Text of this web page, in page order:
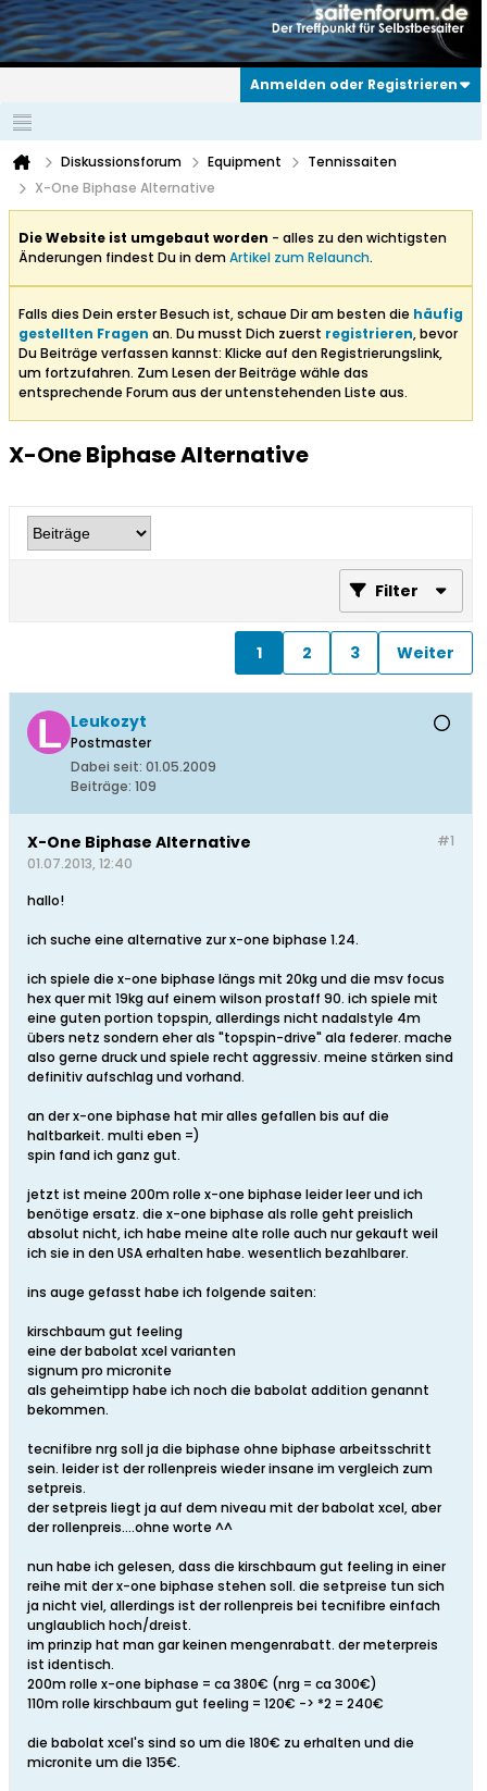
Anmelden oder Registrieren
Diskussionsforum Equipment
Tennissaiten
X-One Biphase Alternative
Die Website ist umgebaut worden - alles zu den wichtigsten
Änderungen findest Du in demArtikel zum Relaunch.
Falls dies Dein erster Besuch ist, schaue Dir am besten die häufig
gestellten Fragen an. Du musst Dich zuerst registrieren, bevor
Du Beiträge verfassen kannst: Klicke auf den Registrierungslink,
um fortzufahren. Zum Lesen der Beiträge wähle das
entsprechende Forum aus der untenstehenden Liste aus.
X-One Biphase Alternative
Filter
1 2 3 Weiter
Leukozyt
Postmaster
Dabei seit: 01.05.2009
Beiträge: 109
#1
X-One Biphase Alternative
01.07.2013, 12:40
hallo!
ich suche eine alternative zur x-one biphase 1.24.
ich spiele die x-one biphase längs mit 20kg und die msv focus
hex quer mit 19kg auf einem wilson prostaff 90. ich spiele mit
eine guten portion topspin, allerdings nicht nadalstyle 4m
übers netz sondern eher als "topspin-drive" ala federer. mache
also gerne druck und spiele recht aggressiv. meine stärken sind
definitiv aufschlag und vorhand.
an der x-one biphase hat mir alles gefallen bis auf die
haltbarkeit. multi eben =)
spin fand ich ganz gut.
jetzt ist meine 200m rolle x-one biphase leider leer und ich
benötige ersatz. die x-one biphase als rolle geht preislich
absolut nicht, ich habe meine alte rolle auch nur gekauft weil
ich sie in den USA erhalten habe. wesentlich bezahlbarer.
ins auge gefasst habe ich folgende saiten:
kirschbaum gut feeling
eine der babolat xcel varianten
signum pro micronite
als geheimtipp habe ich noch die babolat addition genannt
bekommen.
tecnifibre nrg soll ja die biphase ohne biphase arbeitsschritt
sein. leider ist der rollenpreis wieder insane im vergleich zum
setpreis.
der setpreis liegt ja auf dem niveau mit der babolat xcel, aber
der rollenpreis....ohne worte ^^
nun habe ich gelesen, dass die kirschbaum gut feeling in einer
reihe mit der x-one biphase stehen soll. die setpreise tun sich
ja nicht viel, allerdings ist der rollenpreis bei tecnifibre einfach
unglaublich hoch/dreist.
im prinzip hat man gar keinen mengenrabatt. der meterpreis
ist identisch.
200m rolle x-one biphase = ca 380€ (nrg = ca 300€)
110m rolle kirschbaum gut feeling = 120€ -> *2 = 240€
die babolat xcel's sind so um die 180€ zu erhalten und die
micronite um die 135€.